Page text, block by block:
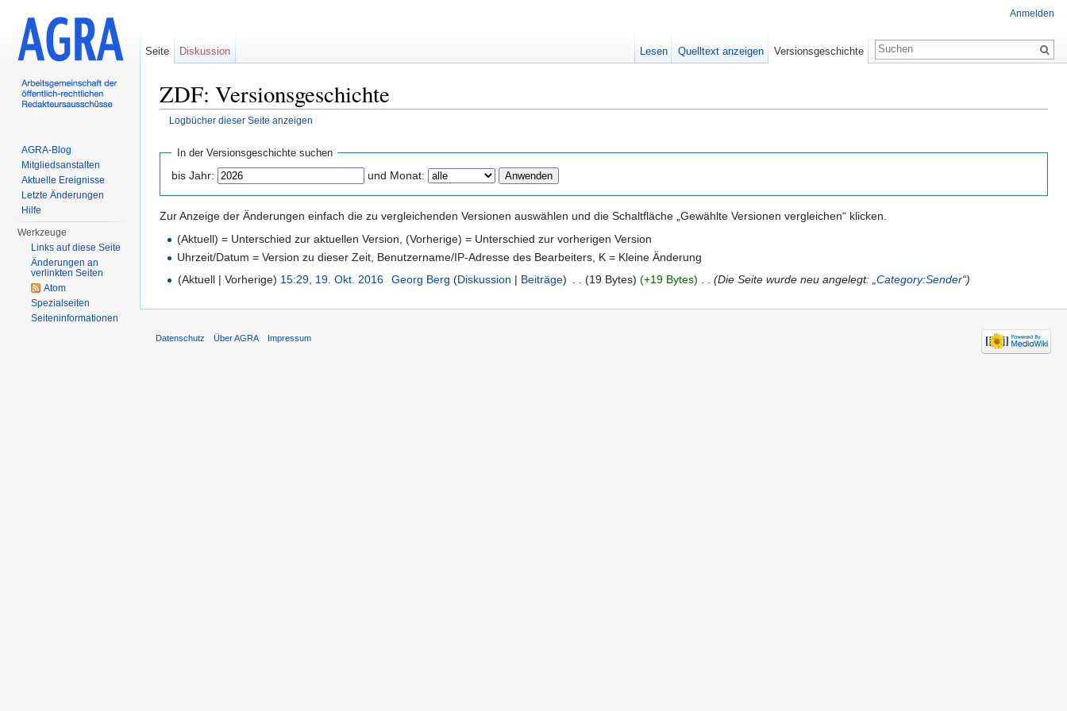
ZDF: Versionsgeschichte
Logbücher dieser Seite anzeigen
In der Versionsgeschichte suchen
bis Jahr: und Monat:
Zur Anzeige der Änderungen einfach die zu vergleichenden Versionen auswählen und die Schaltfläche „Gewählte Versionen vergleichen“ klicken.
(Aktuell) = Unterschied zur aktuellen Version, (Vorherige) = Unterschied zur vorherigen Version
Uhrzeit/Datum = Version zu dieser Zeit, Benutzername/IP-Adresse des Bearbeiters, K = Kleine Änderung
(Aktuell | Vorherige) 15:29, 19. Okt. 2016 Georg Berg (Diskussion | Beiträge) (19 Bytes) (+19 Bytes) (Die Seite wurde neu angelegt: „ Category:Sender“)
Anmelden
Seite Diskussion Lesen Quelltext anzeigen Versionsgeschichte
AGRA-Blog
Mitgliedsanstalten
Aktuelle Ereignisse
Letzte Änderungen
Hilfe
Werkzeuge
Links auf diese Seite
Änderungen an
verlinkten Seiten
Atom
Spezialseiten
Seiten­informationen
Datenschutz Über AGRA Impressum